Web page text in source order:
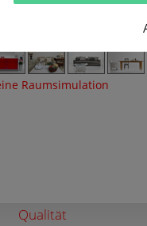
Raumsimulation
Qualität